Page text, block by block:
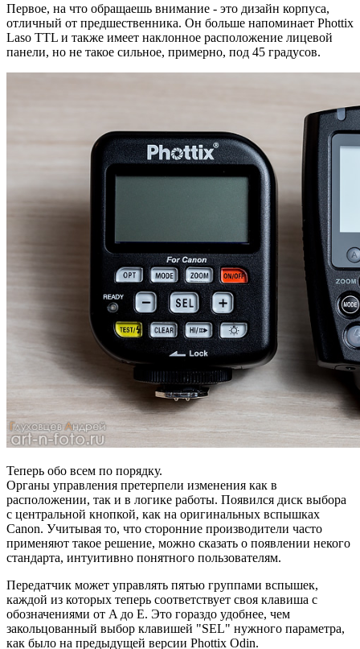
Первое, на что обращаешь внимание - это дизайн корпуса,
отличный от предшественника. Он больше напоминает Phottix
Laso TTL и также имеет наклонное расположение лицевой
панели, но не такое сильное, примерно, под 45 градусов.
Теперь обо всем по порядку.
Органы управления претерпели изменения как в
расположении, так и в логике работы. Появился диск выбора
с центральной кнопкой, как на оригинальных вспышках
Canon. Учитывая то, что сторонние производители часто
применяют такое решение, можно сказать о появлении некого
стандарта, интуитивно понятного пользователям.
Передатчик может управлять пятью группами вспышек,
каждой из которых теперь соответствует своя клавиша с
обозначениями от A до E. Это гораздо удобнее, чем
закольцованный выбор клавишей "SEL" нужного параметра,
как было на предыдущей версии Phottix Odin.